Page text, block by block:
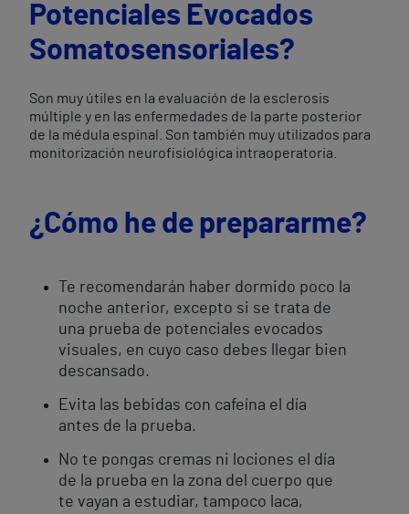
Potenciales Evocados
Somatosensoriales?
Son muy útiles en la evaluación de la esclerosis
múltiple y en las enfermedades de la parte posterior
de la médula espinal. Son también muy utilizados para
monitorización neurofisiológica intraoperatoria.
¿Cómo he de prepararme?
Te recomendarán haber dormido poco la
noche anterior, excepto si se trata de
una prueba de potenciales evocados
visuales, en cuyo caso debes llegar bien
descansado.
Evita las bebidas con cafeína el día
antes de la prueba.
No te pongas cremas ni lociones el día
de la prueba en la zona del cuerpo que
te vayan a estudiar, tampoco laca,